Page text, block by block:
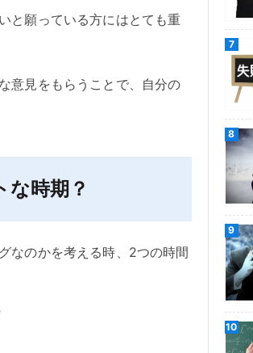
と願っている方にはとても重
意見をもらうことで、自分の
時期？
なのかを考える時、2つの時間